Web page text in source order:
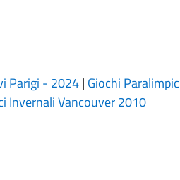
Parigi - 2024| Giochi
Invernali Vancouver 2010